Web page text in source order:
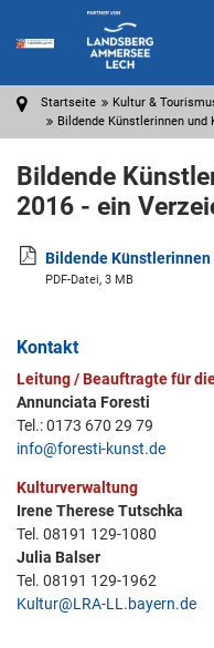
Startseite Kultur &
Bildende Künstlerinnen und
Bildende
2016 - ein
Bildende
PDF-Datei, 3 MB
Kontakt
Leitung / Beauftragte für
Annunciata Foresti
Tel.: 0173 670 29 79
info@foresti-kunst.de
Kulturverwaltung
Irene Therese Tutschka
Tel. 08191 129-1080
Julia Balser
Tel. 08191 129-1962
Kultur@LRA-LL.bayern.de